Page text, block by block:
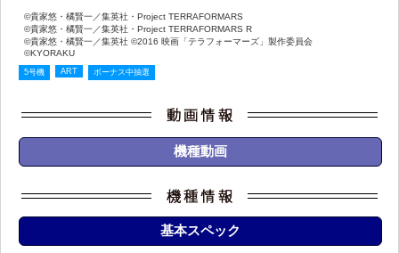
©貴家悠・橘賢一／集英社・Project TERRAFORMARS
©貴家悠・橘賢一／集英社・Project TERRAFORMARS R
©貴家悠・橘賢一／集英社 ©2016 映画「テラフォーマーズ」製作委員会
©KYORAKU
5号機 ART ボーナス中抽選
機種動画
基本スペック